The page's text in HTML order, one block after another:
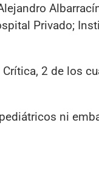
Privado;
2 de los
ni